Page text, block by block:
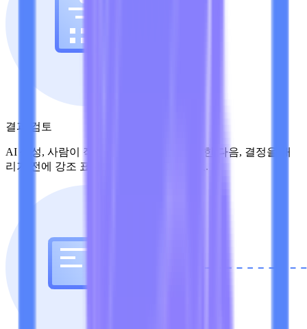
결과 검토
AI 생성, 사람이 작성한, 혼합 점수를 확인한 다음, 결정을 내
리기 전에 강조 표시된 문장을 검토하세요.